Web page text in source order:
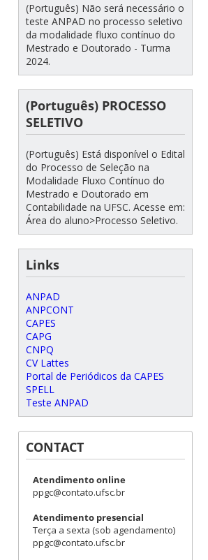
(Português) Não será necessário o
teste ANPAD no processo seletivo
da modalidade fluxo contínuo do
Mestrado e Doutorado - Turma
2024.
(Português) PROCESSO
SELETIVO
(Português) Está disponível o Edital
do Processo de Seleção na
Modalidade Fluxo Contínuo do
Mestrado e Doutorado em
Contabilidade na UFSC. Acesse em:
Área do aluno>Processo Seletivo.
Links
ANPAD
ANPCONT
CAPES
CAPG
CNPQ
CV Lattes
Portal de Periódicos da CAPES
SPELL
Teste ANPAD
CONTACT
Atendimento online
ppgc@contato.ufsc.br
Atendimento presencial
Terça a sexta (sob agendamento)
ppgc@contato.ufsc.br